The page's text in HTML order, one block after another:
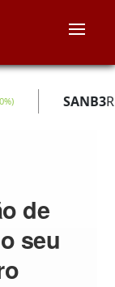
%) SANB3
de
seu